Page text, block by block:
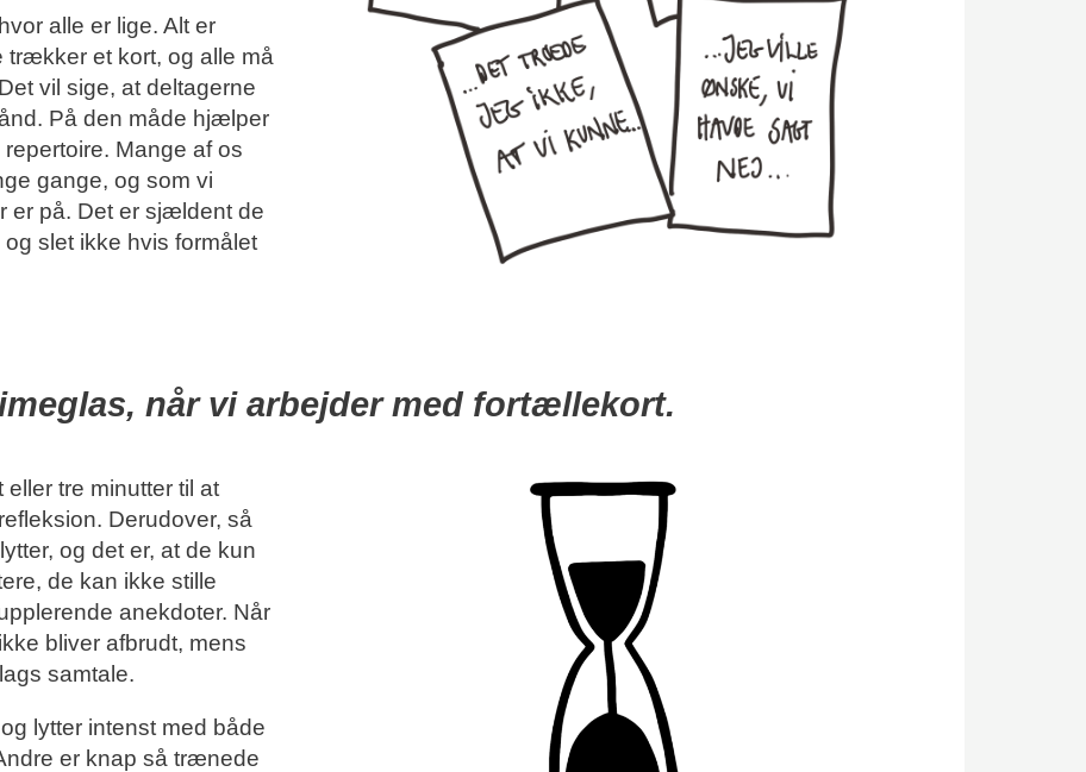
alle er lige. Alt er
et kort, og alle må
vil sige, at deltagerne
På den måde hjælper
Mange af os
gange, og som vi
er på. Det er sjældent de
slet ikke hvis formålet
når vi arbejder med fortællekort.
tre minutter til at
Derudover, så
og det er, at de kun
de kan ikke stille
anekdoter. Når
bliver afbrudt, mens
samtale.
lytter intenst med både
er knap så trænede